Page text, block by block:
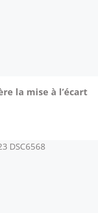
la mise à l’écart